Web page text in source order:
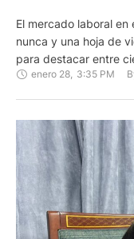
El mercado laboral
nunca y una hoja de
para destacar entre
SGF Ecuador ha
enero 28 3:35 PM